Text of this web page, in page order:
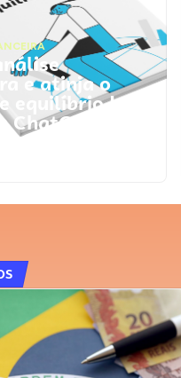
e atinja o
equilíbrio |
ChatGPT